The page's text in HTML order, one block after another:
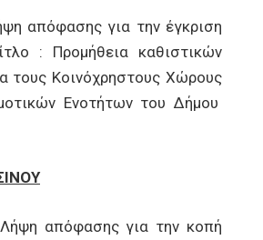
για την έγκριση
: Προμήθεια καθιστικών
τους Κοινόχρηστους Χώρους
Ενοτήτων του Δήμου
για την κοπή